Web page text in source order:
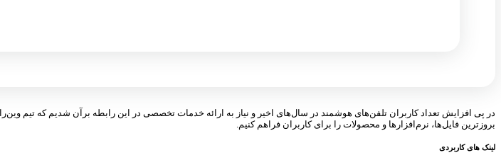
در پی افزایش تعداد کاربران تلفن‌های هوشمند در سال‌های اخیر و نیاز به ارائه خدمات تخصصی در این رابطه برآن شدیم که تیم
بروزترین فایل‌ها، نرم‌افزارها و محصولات را برای کاربران فراهم کنیم.
لینک های کاربردی